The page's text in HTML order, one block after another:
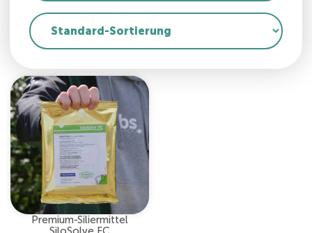
Premium-Siliermittel